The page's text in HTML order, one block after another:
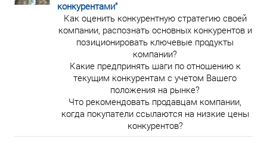
конкурентами"
Как оценить конкурентную стратегию своей
компании, распознать основных конкурентов и
позиционировать ключевые продукты
компании?
Какие предпринять шаги по отношению к
текущим конкурентам с учетом Вашего
положения на рынке?
Что рекомендовать продавцам компании,
когда покупатели ссылаются на низкие цены
конкурентов?